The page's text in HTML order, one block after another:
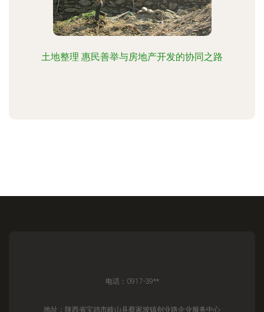
土地整理 惠民善举与房地产开发的协同之路
电话：0917-39**
地址：陕西省宝鸡市岐山县蔡家坡镇创业路企业服务中心